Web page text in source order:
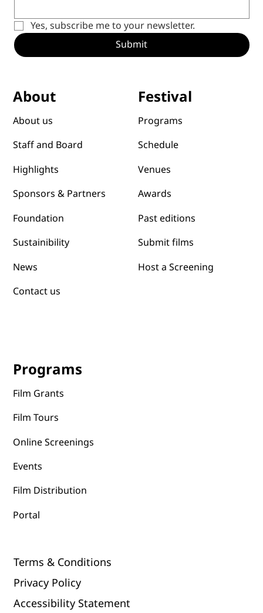
Yes, subscribe me to your newsletter.
Submit
Terms & Conditions
Privacy Policy
Accessibility Statement
About
About us
Staff and Board
Highlights
Sponsors & Partners
Foundation
Sustainibility
News
Contact us
Festival
Programs
Schedule
Venues
Awards
Past editions
Submit films
Host a Screening
Programs
Film Grants
Film Tours
Online Screenings
Events
Film Distribution
Portal